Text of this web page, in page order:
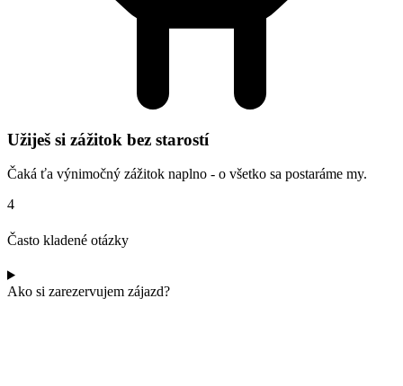
Užiješ si zážitok bez starostí
Čaká ťa výnimočný zážitok naplno - o všetko sa postaráme my.
4
Často kladené otázky
Ako si zarezervujem zájazd?